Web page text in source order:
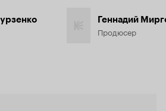
Геннадий
Продюсер